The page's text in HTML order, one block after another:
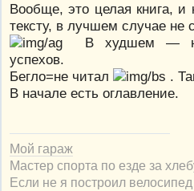
Вообще, это целая книга, и
тексту, в лучшем случае не
В худшем — не
успехов.
Бегло=не читал
.
В начале есть оглавление.
Мой гараж
Мастер спорта по езде за
Если не я построил